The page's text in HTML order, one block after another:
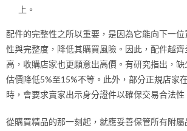
上。
配件的完整性之所以重要，是因為它能向下一
性與完整度，降低其購買風險。因此，配件越
高，收購店家也更願意出高價。有研究指出，
估價降低5%至15%不等。此外，部分正規店家
時，會要求賣家出示身分證件以確保交易合法性
從購買精品的那一刻起，就應妥善保管所有附